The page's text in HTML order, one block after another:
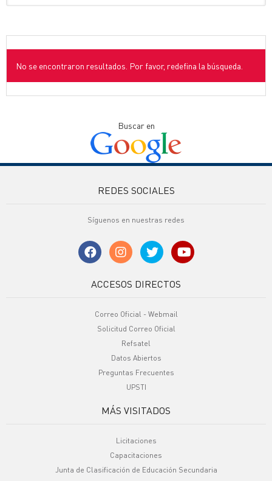
No se encontraron resultados. Por favor, redefina la búsqueda.
Buscar en
REDES SOCIALES
Síguenos en nuestras redes
ACCESOS DIRECTOS
Correo Oficial - Webmail
Solicitud Correo Oficial
Refsatel
Datos Abiertos
Preguntas Frecuentes
UPSTI
MÁS VISITADOS
Licitaciones
Capacitaciones
Junta de Clasificación de Educación Secundaria